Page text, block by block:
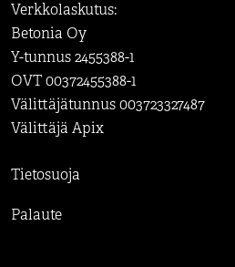
Verkkolaskutus:
Betonia Oy
Y-tunnus 2455388-1
OVT 00372455388-1
Välittäjätunnus 003723327487
Välittäjä Apix
Tietosuoja
Palaute